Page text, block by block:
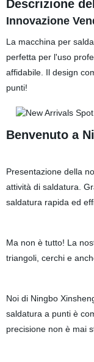
Descrizione
Innovazione
La macchina per
perfetta per l'uso
affidabile. Il design
punti!
Benvenuto a
Presentazione della
attività di saldatura.
saldatura rapida ed
Ma non è tutto! La
triangoli, cerchi e
Noi di Ningbo
saldatura a punti è
precisione non è mai